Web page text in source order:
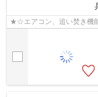
★☆エアコン、追い焚き機